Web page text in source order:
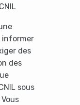
informer
des
des
sous